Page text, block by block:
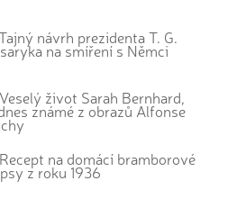
návrh prezidenta T. G.
na smíření s Němci
Veselý život Sarah Bernhard,
známé z obrazů Alfonse
Recept na domácí bramborové
z roku 1936